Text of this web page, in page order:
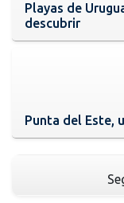
Playas de
descubrir
Punta del Este,